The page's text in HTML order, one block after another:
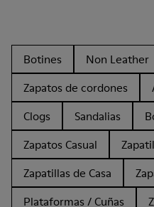
Botines Non Leather
Zapatos de cordones
Clogs
Sandalias
Zapatos Casual
Zapatillas de Casa
Plataformas / Cuñas